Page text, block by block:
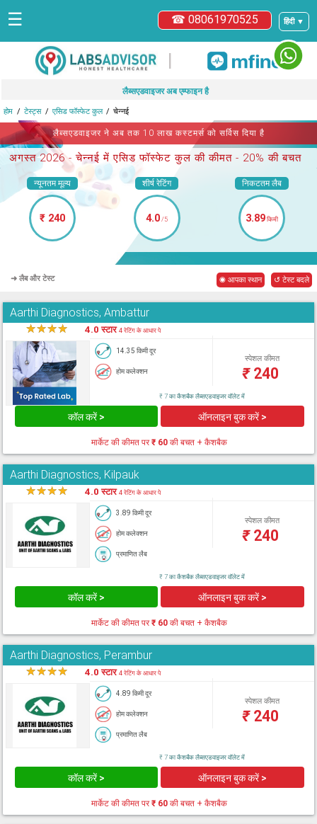
हिंदी ▼
☎ 08061970525
☰
|
लैब्सएडवाइजर अब एम्फाइन है
होम टेस्ट्स एसिड फॉस्फेट कुल चेन्नई
लैब्सएडवाइजर ने अब तक 10 लाख कस्टमर्स को सर्विस दिया है
अगस्त 2026 -चेन्नई में एसिड फॉस्फेट कुल की कीमत - 20% की बचत
न्यूनतम मूल्य
₹ 240
शीर्ष रेटिंग
4.0/5
निकटतम लैब
3.89किमी
➜ लैब और टेस्ट ◉ आपका स्थान ↺ टेस्ट बदले
Aarthi Diagnostics, Ambattur
★★★★ 4.0 स्टार4 रेटिंग के आधार पे
14.35 किमी दूर
होम कलेक्शन
स्पेशल कीमत
₹240
₹ 7 का कैशबैक लैब्सएडवाइजर वॉलेट में
कॉल करें > ऑनलाइन बुक करें >
मार्केट की कीमत पर₹ 60 की बचत + कैशबैक
Aarthi Diagnostics, Kilpauk
★★★★ 4.0 स्टार4 रेटिंग के आधार पे
3.89 किमी दूर
होम कलेक्शन
प्रमाणित लैब
स्पेशल कीमत
₹240
₹ 7 का कैशबैक लैब्सएडवाइजर वॉलेट में
कॉल करें > ऑनलाइन बुक करें >
मार्केट की कीमत पर₹ 60 की बचत + कैशबैक
Aarthi Diagnostics, Perambur
★★★★ 4.0 स्टार4 रेटिंग के आधार पे
4.89 किमी दूर
होम कलेक्शन
प्रमाणित लैब
स्पेशल कीमत
₹240
₹ 7 का कैशबैक लैब्सएडवाइजर वॉलेट में
कॉल करें > ऑनलाइन बुक करें >
मार्केट की कीमत पर₹ 60 की बचत + कैशबैक